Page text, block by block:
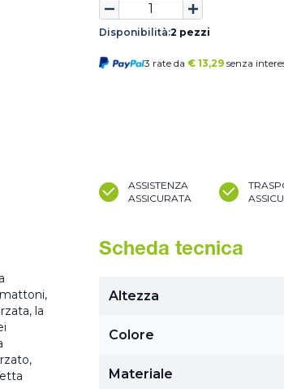
Disponibilità:2 pezzi
3 rate da € 13,29 senza
ASSISTENZA
ASSICURATA
la
Scheda tecnica
Altezza
Colore
Materiale